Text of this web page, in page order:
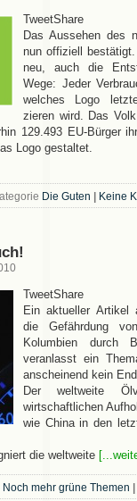
TweetShare
Das Aussehen des
nun offiziell
neu, auch die
Wege: Jeder
welches Logo
zieren wird. Das
129.493 EU-Bürger
Logo gestaltet.
Die Guten Keine
TweetShare
Ein aktueller Artikel
die Gefährdung
Kolumbien durch
veranlasst ein
anscheinend kein
Der weltweite
wirtschaftlichen
wie China in den
die weltweite
Noch mehr grüne Themen